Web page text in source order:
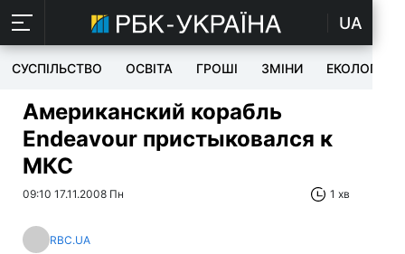
UA
СУСПІЛЬСТВО ОСВІТА ГРОШІ ЗМІНИ ЕКОЛОГІЯ
Американский корабль
Endeavour пристыковался к
МКС
09:10 17.11.2008 Пн 1 хв
RBC.UA